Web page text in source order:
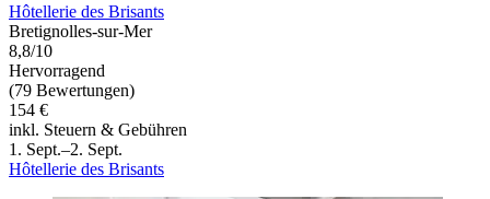
Hôtellerie des Brisants
Bretignolles-sur-Mer
8,8/10
Hervorragend
(79 Bewertungen)
154 €
inkl. Steuern & Gebühren
1. Sept.–2. Sept.
Hôtellerie des Brisants